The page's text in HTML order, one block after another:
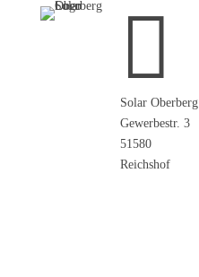

Solar Oberberg
Gewerbestr. 3
51580
Reichshof